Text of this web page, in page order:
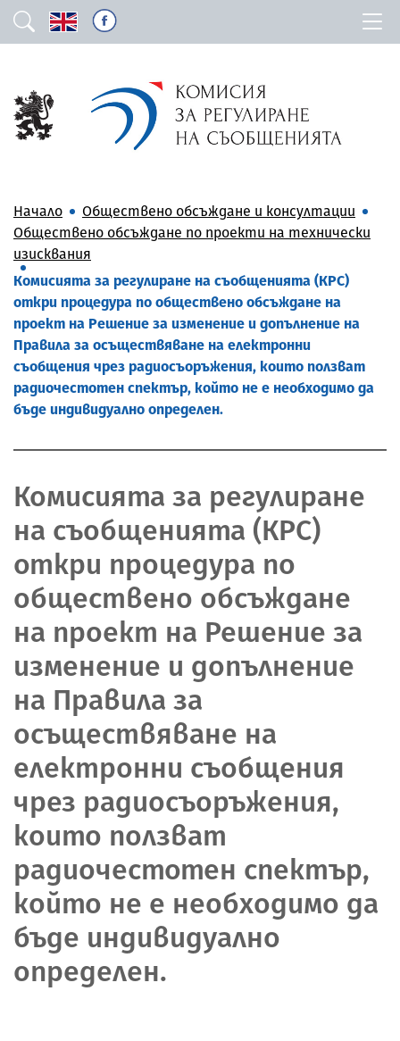
Начало
Обществено обсъждане и консултации
Обществено обсъждане по проекти на технически
изисквания
Комисията за регулиране на съобщенията (КРС)
откри процедура по обществено обсъждане на
проект на Решение за изменение и допълнение на
Правила за осъществяване на електронни
съобщения чрез радиосъоръжения, които ползват
радиочестотен спектър, който не е необходимо да
бъде индивидуално определен.
Комисията за регулиране
на съобщенията (КРС)
откри процедура по
обществено обсъждане
на проект на Решение за
изменение и допълнение
на Правила за
осъществяване на
електронни съобщения
чрез радиосъоръжения,
които ползват
радиочестотен спектър,
който не е необходимо да
бъде индивидуално
определен.